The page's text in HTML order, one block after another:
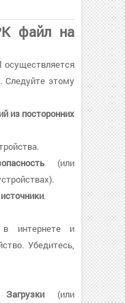
файл на
осуществляется
Следуйте этому
из посторонних
(или
.
интернете и
Убедитесь,
Загрузки(или